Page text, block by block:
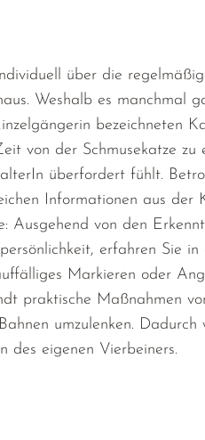
über die
Weshalb es manchmal
bezeichneten
von der Schmusekatze zu
überfordert fühlt.
Informationen aus der
Ausgehend von den
erfahren Sie in
Markieren oder
praktische Maßnahmen
umzulenken. Dadurch
des eigenen Vierbeiners.